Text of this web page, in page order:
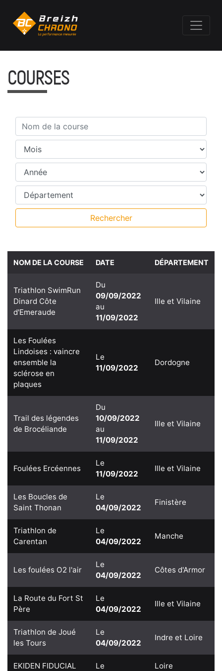
COURSES
Nom de la course
Mois
Année
Département
Rechercher
NOM DE LA COURSE DATE DÉPARTEMENT
Triathlon SwimRun
Dinard Côte
d'Emeraude
Du
09/09/2022
au
11/09/2022
Ille et Vilaine
Les Foulées
Lindoises : vaincre
ensemble la
sclérose en
plaques
Le
11/09/2022
Dordogne
Trail des légendes
de Brocéliande
Du
10/09/2022
au
11/09/2022
Ille et Vilaine
Foulées Ercéennes
Le
11/09/2022
Ille et Vilaine
Les Boucles de
Saint Thonan
Le
04/09/2022
Finistère
Triathlon de
Carentan
Le
04/09/2022
Manche
Les foulées O2 l'air
Le
04/09/2022
Côtes d'Armor
La Route du Fort St
Père
Le
04/09/2022
Ille et Vilaine
Triathlon de Joué
les Tours
Le
04/09/2022
Indre et Loire
EKIDEN FIDUCIAL
Le
Loire